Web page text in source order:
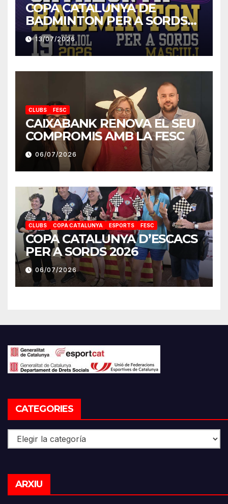
COPA CATALUNYA DE
BADMINTON PER A SORDS
2026
13/07/2026
CLUBS FESC
CAIXABANK RENOVA EL SEU
COMPROMIS AMB LA FESC
06/07/2026
CLUBS COPA CATALUNYA ESPORTS FESC
COPA CATALUNYA D’ESCACS
PER A SORDS 2026
06/07/2026
CATEGORIES
Categories
ARXIU